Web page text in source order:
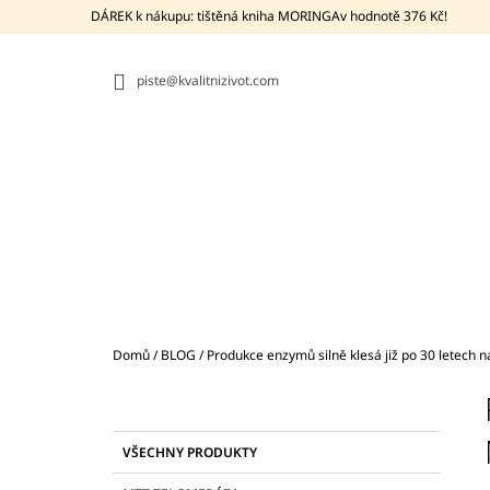
DÁREK k nákupu: tištěná kniha MORINGAv hodnotě 376 Kč!
piste@kvalitnizivot.com
Domů/ BLOG / Produkce enzymů silně klesá již po 30 letech
kategorie
K
T
VŠECHNY PRODUKTY
O
BIO MORINGA Z TENERIFE +
PROBIOTIKUM BACILLUS SUBTILIS DSM